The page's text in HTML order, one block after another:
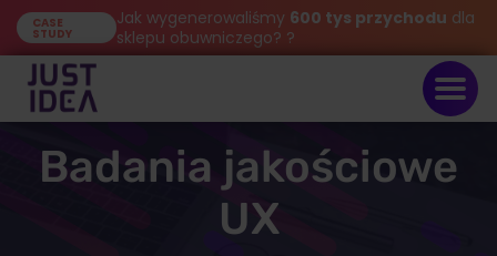
CASE
STUDY
Jak wygenerowaliśmy 600 tys przychodu dla
sklepu obuwniczego? ?
Badania jakościowe
UX